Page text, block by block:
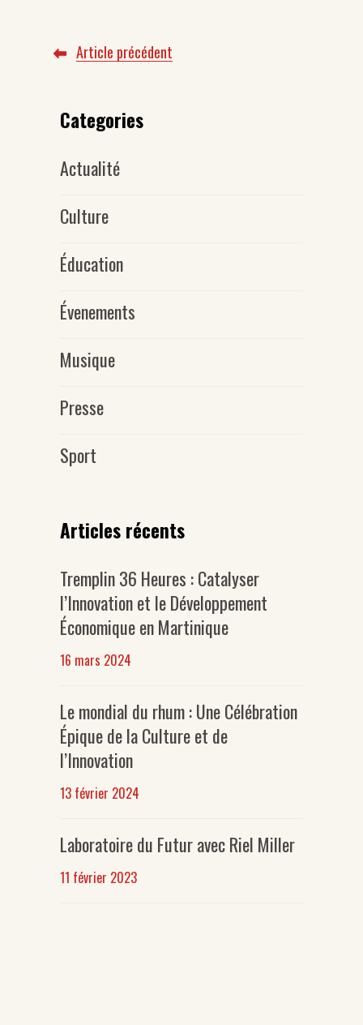
Article précédent
Categories
Actualité
Culture
Éducation
Évenements
Musique
Presse
Sport
Articles récents
Tremplin 36 Heures : Catalyser
l’Innovation et le Développement
Économique en Martinique
16 mars 2024
Le mondial du rhum : Une Célébration
Épique de la Culture et de
l’Innovation
13 février 2024
Laboratoire du Futur avec Riel Miller
11 février 2023